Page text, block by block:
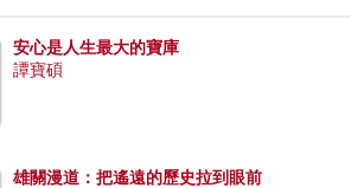
安心是人生最大的寶庫
譚寶碩
雄關漫道：把遙遠的歷史拉到眼前